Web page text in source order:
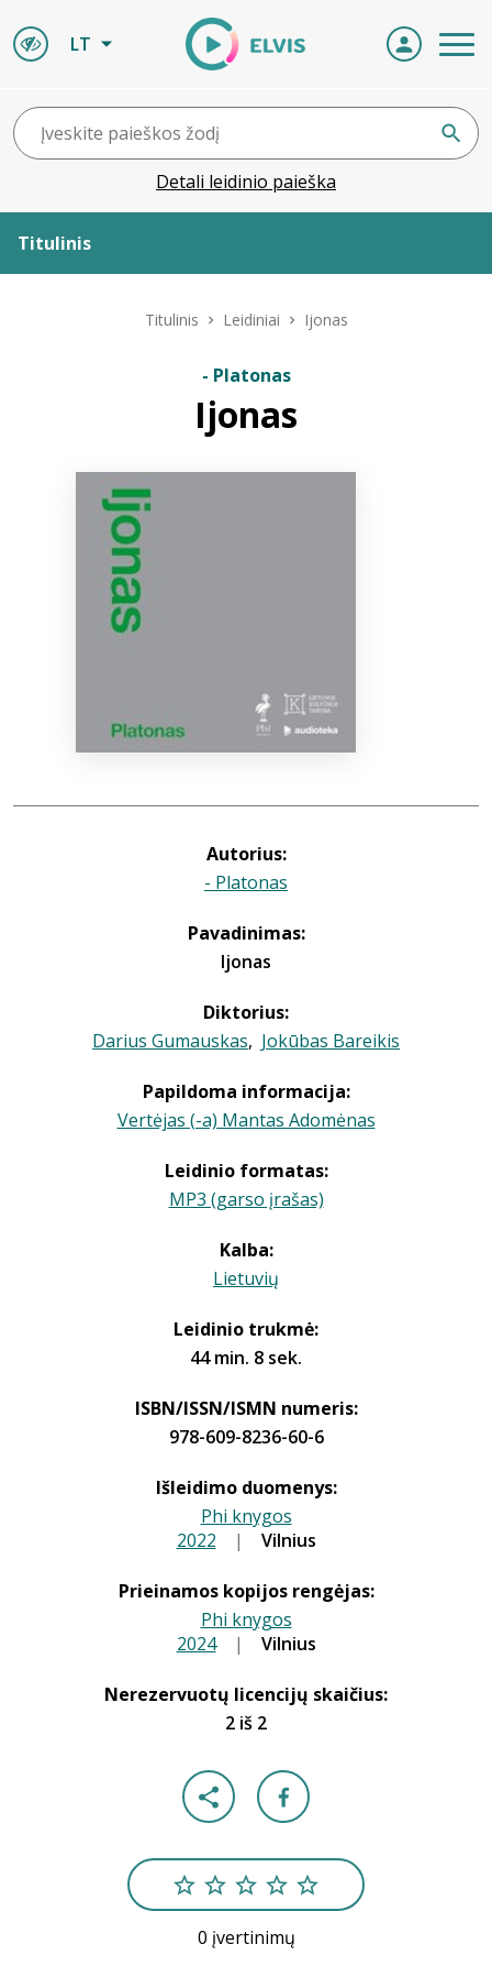
LT
Detali leidinio paieška
Titulinis
Naujienos
Bibliotekoms
Titulinis Leidiniai Ijonas
- Platonas
Ijonas
Autorius:
- Platonas
Pavadinimas:
Ijonas
Diktorius:
Darius Gumauskas, Jokūbas Bareikis
Papildoma informacija:
Vertėjas (-a) Mantas Adomėnas
Leidinio formatas:
MP3 (garso įrašas)
Kalba:
Lietuvių
Leidinio trukmė:
44 min. 8 sek.
ISBN/ISSN/ISMN numeris:
978-609-8236-60-6
Išleidimo duomenys:
Phi knygos
2022 | Vilnius
Prieinamos kopijos rengėjas:
Phi knygos
2024 | Vilnius
Nerezervuotų licencijų skaičius:
2 iš 2
0 įvertinimų